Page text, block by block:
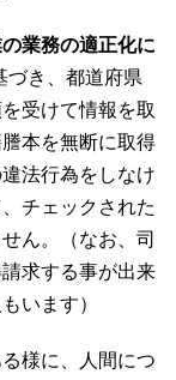
の業務の適正化に
づき、都道府県
受けて情報を取
本を無断に取得
法行為をしなけ
チェックされた
ん。（なお、司
求する事が出来
います）
様に、人間につ